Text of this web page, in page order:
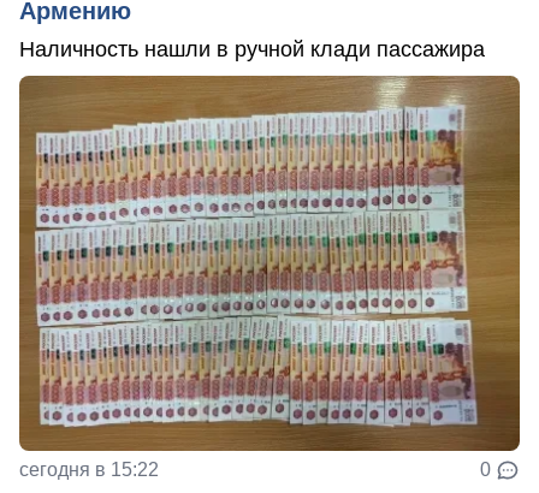
Армению
Наличность нашли в ручной клади пассажира
сегодня в 15:22 0